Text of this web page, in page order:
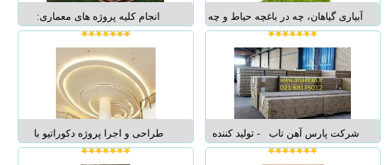
آبیاری گیاهان، چه در باغچه حیاط و چه
در محیط داخل آپارتمان، می تواند به
صورت منظم و به طور اتوماتیک، در
ساعات خاصی از شبانه روز، طبق
سناریوی از پیش تعیین شده انجام
گیرد؛ مثلاً آبیاری با دوره تناوبی...
انجام کلیه پروژه های معماری:
طراحی نما (مدرن وکلاسیک وتلفیقی)،
طراحی داخلی (مدرن و کلاسیک)
لنداسکیپ وطراحی محوطه ،
دکوراسیون داخلی با...
شرکت پارس آهن تاب - تولید کننده
انواع تایل های آلومینیومی نمایان و
طراحی و اجرا پروژه دکوراتیو با
کادری فوق متخصص 1.دیوار پوششی